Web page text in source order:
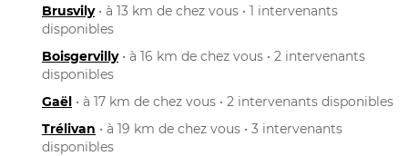
Brusvily• à 13 km de chez vous • 1 intervenants
disponibles
Boisgervilly• à 16 km de chez vous • 2 intervenants
disponibles
Gaël • à 17 km de chez vous • 2 intervenants disponibles
Trélivan • à 19 km de chez vous • 3 intervenants
disponibles